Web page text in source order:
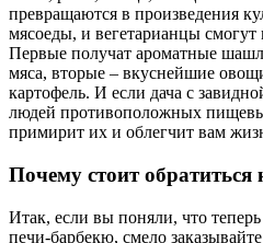
превращаются в произведения
мясоеды, и вегетарианцы смогут
Первые получат ароматные
мяса, вторые – вкуснейшие
картофель. И если дача с
людей противоположных
примирит их и облегчит вам
Почему стоит обратиться
Итак, если вы поняли, что
печи-барбекю, смело